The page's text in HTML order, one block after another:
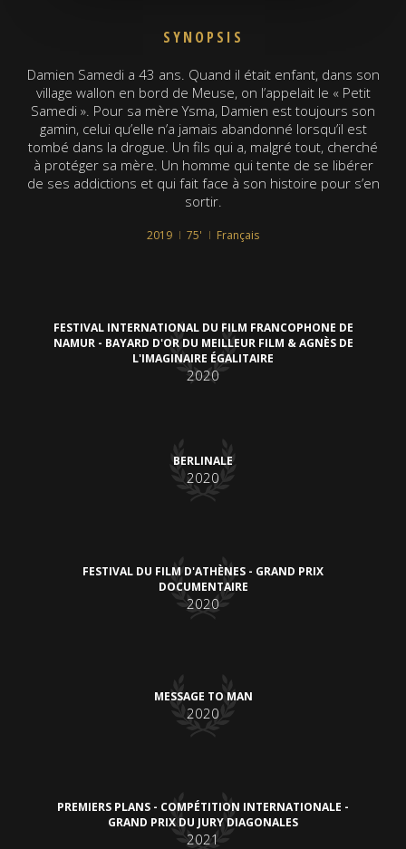
SYNOPSIS
Damien Samedi a 43 ans. Quand il était enfant, dans son
village wallon en bord de Meuse, on l’appelait le « Petit
Samedi ». Pour sa mère Ysma, Damien est toujours son
gamin, celui qu’elle n’a jamais abandonné lorsqu’il est
tombé dans la drogue. Un fils qui a, malgré tout, cherché
à protéger sa mère. Un homme qui tente de se libérer
de ses addictions et qui fait face à son histoire pour s’en
sortir.
2019 75' Français
FESTIVAL INTERNATIONAL DU FILM FRANCOPHONE DE
NAMUR - BAYARD D'OR DU MEILLEUR FILM & AGNÈS DE
L'IMAGINAIRE ÉGALITAIRE
2020
BERLINALE
2020
FESTIVAL DU FILM D'ATHÈNES - GRAND PRIX
DOCUMENTAIRE
2020
MESSAGE TO MAN
2020
PREMIERS PLANS - COMPÉTITION INTERNATIONALE -
GRAND PRIX DU JURY DIAGONALES
2021